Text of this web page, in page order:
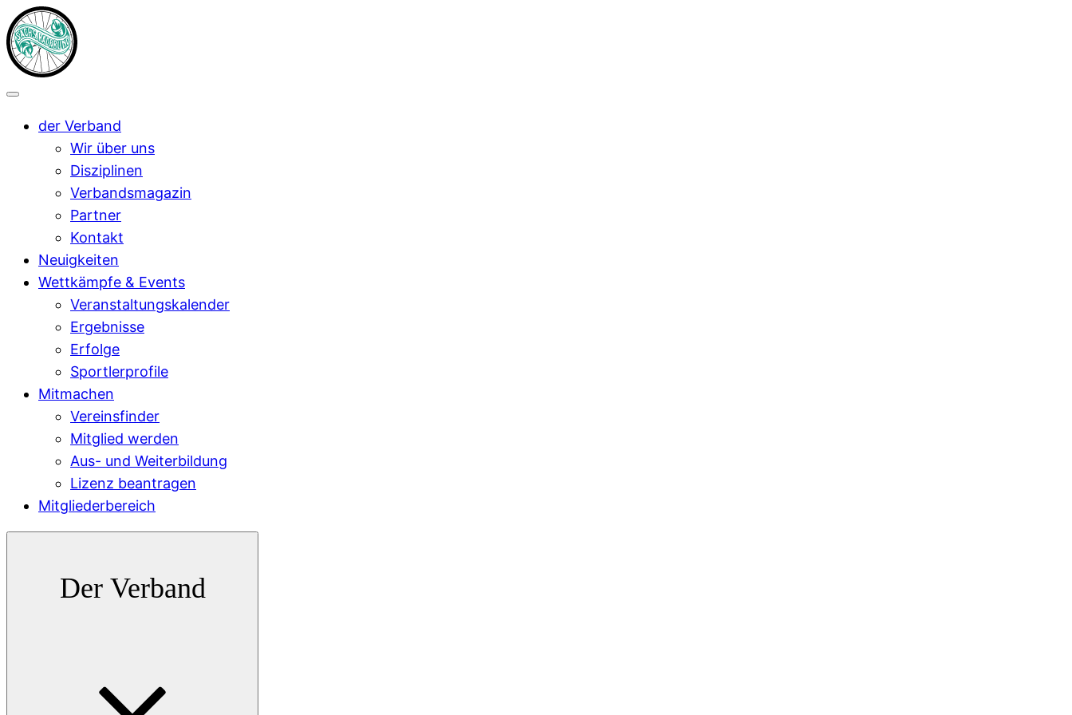
der Verband
Wir über uns
Disziplinen
Verbandsmagazin
Partner
Kontakt
Neuigkeiten
Wettkämpfe & Events
Veranstaltungskalender
Ergebnisse
Erfolge
Sportlerprofile
Mitmachen
Vereinsfinder
Mitglied werden
Aus- und Weiterbildung
Lizenz beantragen
Mitgliederbereich
Der Verband